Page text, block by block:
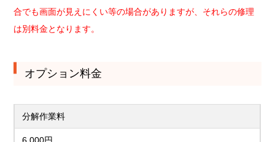
合でも画面が見えにくい等の場合がありますが、それらの修理
は別料金となります。
オプション料金
分解作業料